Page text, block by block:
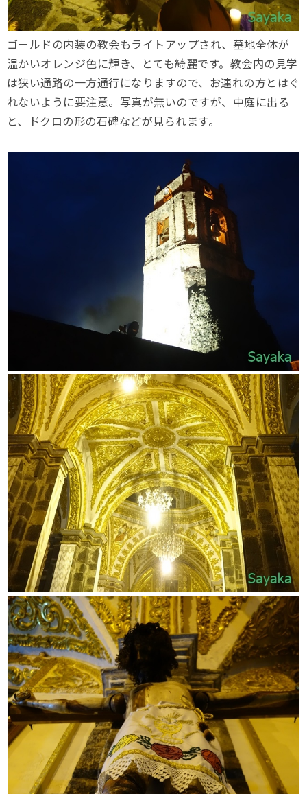
ゴールドの内装の教会もライトアップされ、墓地全体が
温かいオレンジ色に輝き、とても綺麗です。教会内の見学
は狭い通路の一方通行になりますので、お連れの方とはぐ
れないように要注意。写真が無いのですが、中庭に出る
と、ドクロの形の石碑などが見られます。